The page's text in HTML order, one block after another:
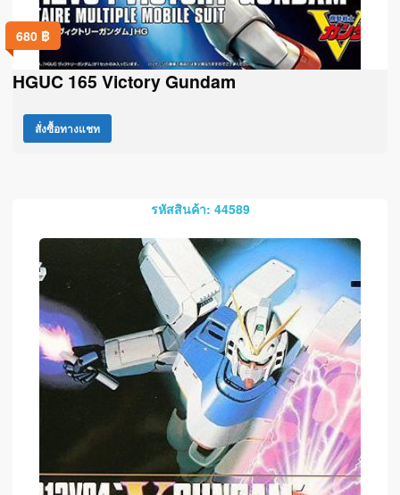
680 ฿
HGUC 165 Victory Gundam
สั่งซื้อทางแชท
รหัสสินค้า: 44589